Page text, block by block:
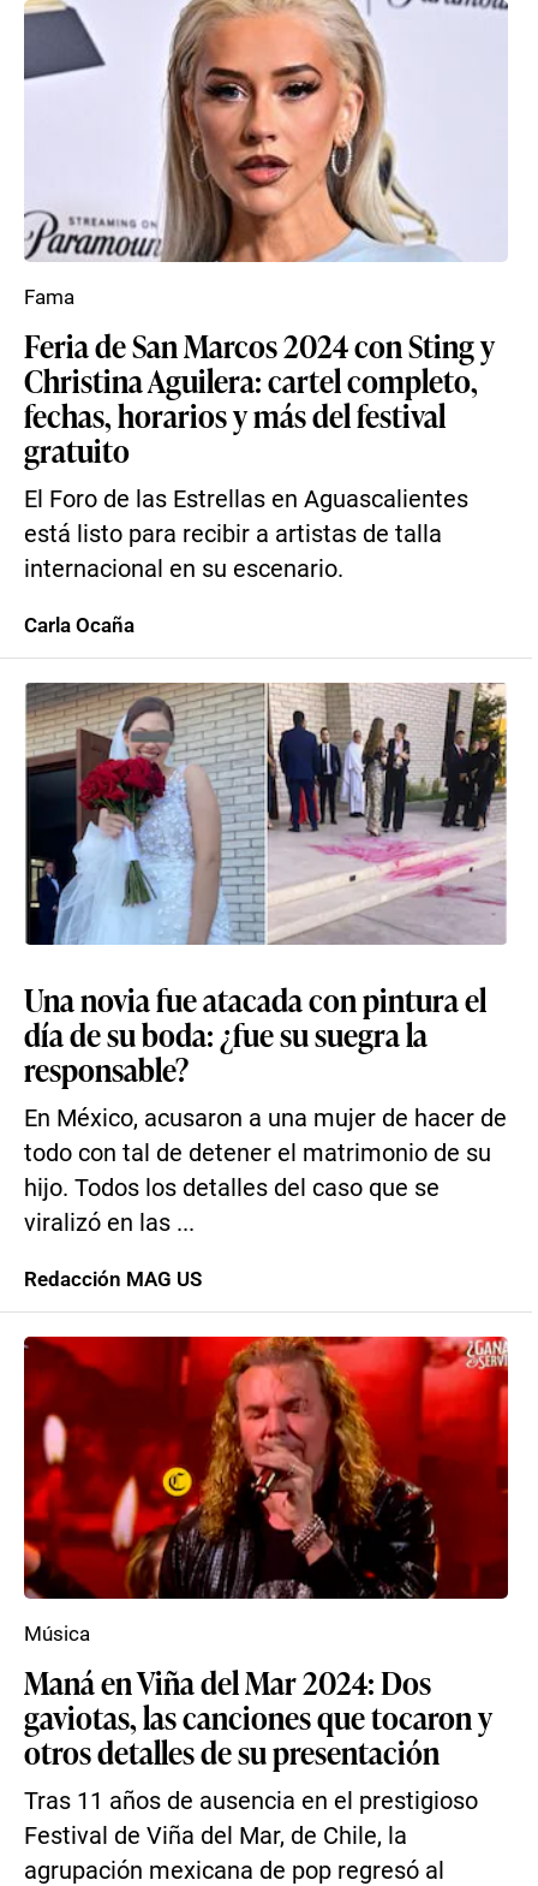
Feria de San Marcos 2024 con Sting y
Christina Aguilera: cartel completo,
fechas, horarios y más del festival
gratuito
El Foro de las Estrellas en Aguascalientes
está listo para recibir a artistas de talla
internacional en su escenario.
Fama
Carla Ocaña
Una novia fue atacada con pintura el
día de su boda: ¿fue su suegra la
responsable?
En México, acusaron a una mujer de hacer de
todo con tal de detener el matrimonio de su
hijo. Todos los detalles del caso que se
viralizó en las ...
Redacción MAG US
Maná en Viña del Mar 2024: Dos
gaviotas, las canciones que tocaron y
otros detalles de su presentación
Tras 11 años de ausencia en el prestigioso
Festival de Viña del Mar, de Chile, la
agrupación mexicana de pop regresó al
Música